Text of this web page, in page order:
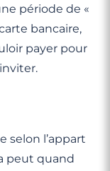
période de «
bancaire,
payer pour
selon l’appart
peut quand